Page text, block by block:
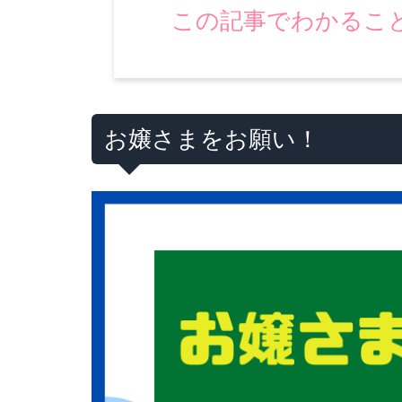
この記事でわかるこ
お嬢さまをお願い！